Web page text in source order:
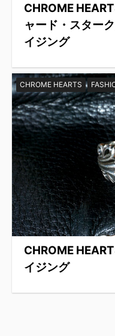
CHROME
ャード・スター
イジング
CHROME HEARTS
CHROME
イジング